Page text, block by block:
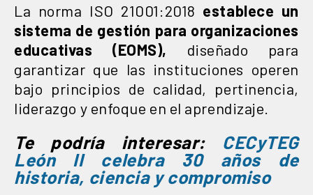
La norma ISO 21001:2018 establece un
sistema de gestión para organizaciones
educativas (EOMS), diseñado para
garantizar que las instituciones operen
bajo principios de calidad, pertinencia,
liderazgo y enfoque en el aprendizaje.
Te podría interesar:
CECyTEG
León II celebra 30 años de
historia, ciencia y compromiso